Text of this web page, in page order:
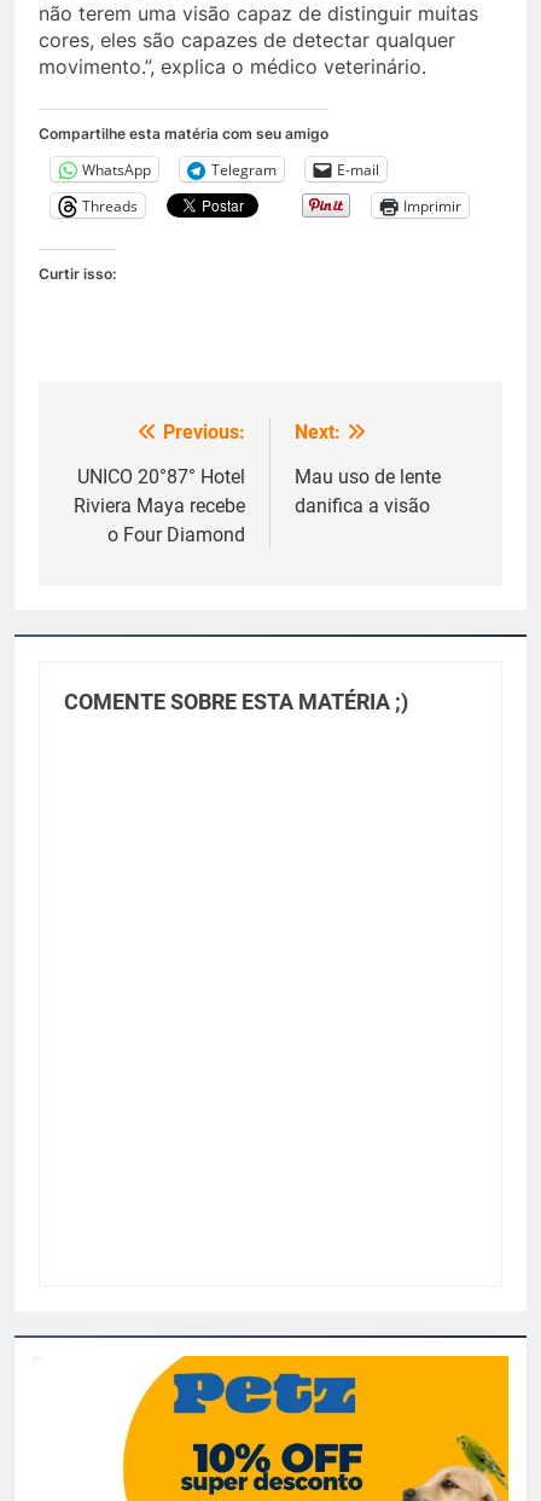
não terem uma visão capaz de distinguir muitas
cores, eles são capazes de detectar qualquer
movimento.”, explica o médico veterinário.
Compartilhe esta matéria com seu amigo
WhatsApp Telegram
E-mail
Threads
Imprimir
Curtir isso:
Navegação
de
Post
Previous:
UNICO 20°87° Hotel
Riviera Maya recebe
o Four Diamond
Next:
Mau uso de lente
danifica a visão
COMENTE SOBRE ESTA MATÉRIA ;)